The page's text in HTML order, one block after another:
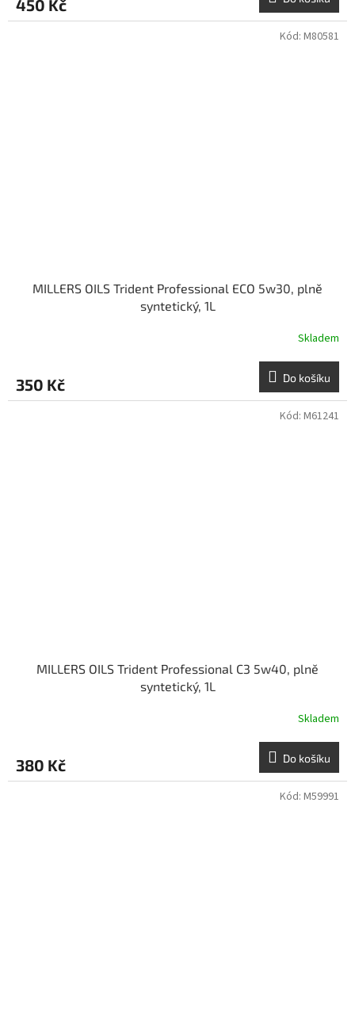
450 Kč
MILLERS OILS Trident Professional ECO 5w30, plně
syntetický, 1L
Skladem
350 Kč Do košíku
Kód: M80581
MILLERS OILS Trident Professional C3 5w40, plně
syntetický, 1L
Skladem
380 Kč Do košíku
Kód: M61241
Kód: M59991